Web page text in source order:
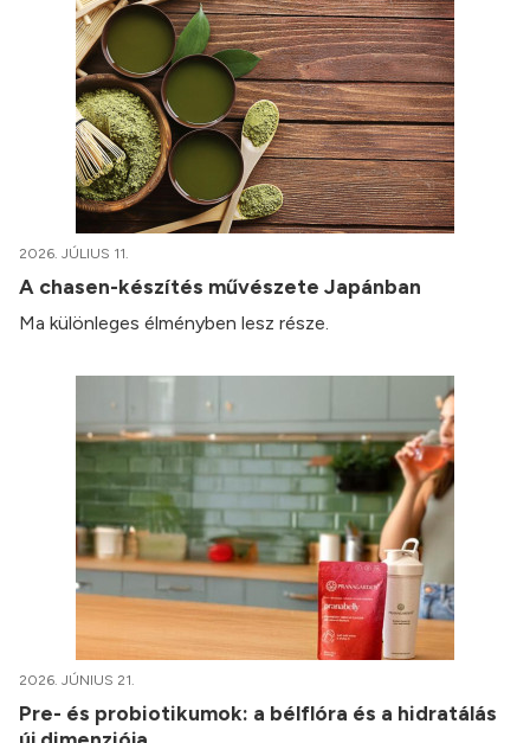
2026. JÚLIUS 11.
A chasen-készítés művészete Japánban
Ma különleges élményben lesz része.
2026. JÚNIUS 21.
Pre- és probiotikumok: a bélflóra és a hidratálás